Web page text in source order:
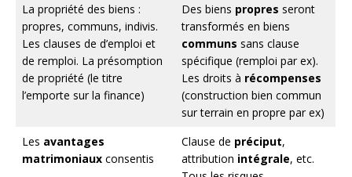
La propriété des biens :
propres, communs, indivis.
Les clauses de d’emploi et
de remploi. La présomption
de propriété (le titre
l’emporte sur la finance)
Des biens propres seront
transformés en biens
communs sans clause
spécifique (remploi par ex).
Les droits à récompenses
(construction bien commun
sur terrain en propre par ex)
Les avantages
matrimoniaux consentis
Clause de préciput,
attribution intégrale, etc.